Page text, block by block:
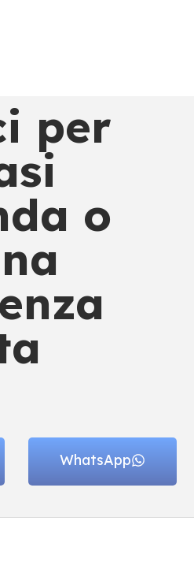
per
o
WhatsApp